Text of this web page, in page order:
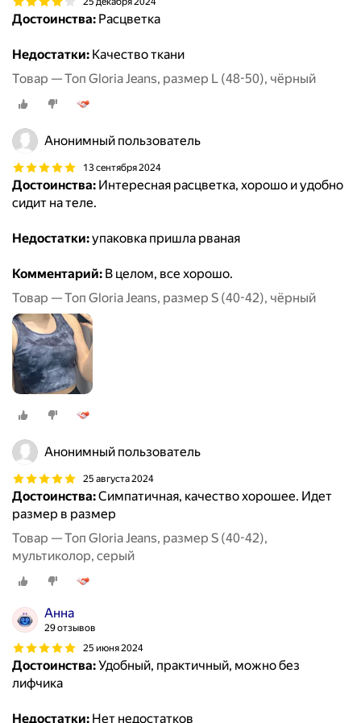
Достоинства: Расцветка
Недостатки: Качество ткани
Товар — Топ Gloria Jeans, размер L (48-50), чёрный
Анонимный пользователь
13 сентября 2024
Достоинства: Интересная расцветка, хорошо и удобно
сидит на теле.
Недостатки:упаковка пришла рваная
Комментарий: В целом, все хорошо.
Товар — Топ Gloria Jeans, размер S (40-42), чёрный
Анонимный пользователь
25 августа 2024
Достоинства:Симпатичная, качество хорошее. Идет
размер в размер
Товар — Топ Gloria Jeans, размер S (40-42),
мультиколор, серый
Анна
29 отзывов
25 июня 2024
Достоинства:Удобный, практичный, можно без
лифчика
Недостатки: Нет недостатков